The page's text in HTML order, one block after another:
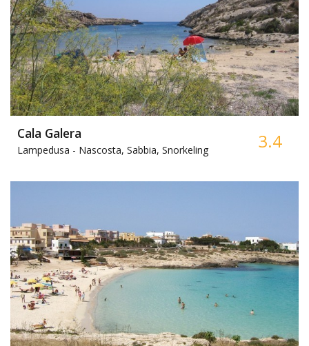
Cala Galera
Lampedusa - Nascosta, Sabbia, Snorkeling 3.4